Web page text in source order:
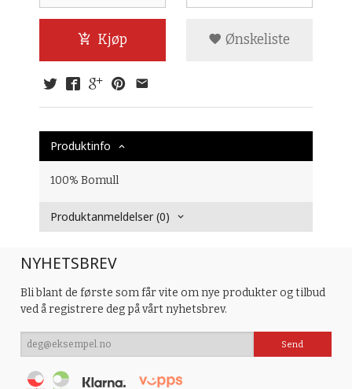
Kjøp Ønskeliste
Produktinfo
100% Bomull
Produktanmeldelser (0)
NYHETSBREV
Bli blant de første som får vite om nye produkter og tilbud
ved å registrere deg på vårt nyhetsbrev.